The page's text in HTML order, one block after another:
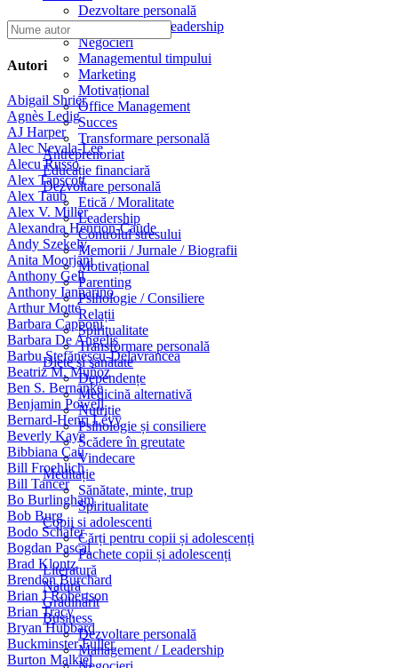
Dezvoltare personală
Management / Leadership
Negocieri
Managementul timpului
Marketing
Motivațional
Office Management
Succes
Transformare personală
Antreprenoriat
Educație financiară
Dezvoltare personală
Etică / Moralitate
Leadership
Controlul stresului
Memorii / Jurnale / Biografii
Motivațional
Parenting
Psihologie / Consiliere
Relații
Spiritualitate
Transformare personală
Diete și sănătate
Dependențe
Medicină alternativă
Nutriție
Psihologie și consiliere
Scădere în greutate
Vindecare
Meditație
Sănătate, minte, trup
Spiritualitate
Copii si adolescenti
Cărți pentru copii și adolescenți
Pachete copii și adolescenți
Literatură
Natură
Grădinărit
Business
Dezvoltare personală
Management / Leadership
Autori
Abigail Shrier
Agnès Ledig
AJ Harper
Alec Nevala-Lee
Alecu Russo
Alex Tapscott
Alex Taub
Alex V. Miller
Alexandra Henrion-Caude
Andy Szekely
Anita Moorjani
Anthony Gell
Anthony Iannarino
Arthur Motté
Barbara Capponi
Barbara De Angelis
Barbu Ştefănescu-Delavrancea
Beatriz M. Muñoz
Ben S. Bernanke
Benjamin Powell
Bernard-Henri Lévy
Beverly Kaye
Bibbiana Cau
Bill Froehlich
Bill Tancer
Bo Burlingham
Bob Burg
Bodo Schäfer
Bogdan Pascal
Brad Klontz
Brendon Burchard
Brian J Robertson
Brian Tracy
Bryan Hubbard
Buckminster Fuller
Burton Malkiel